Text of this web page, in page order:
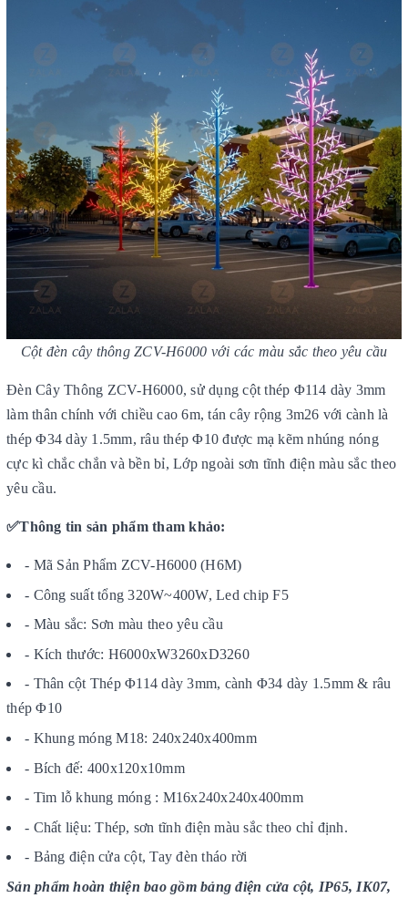
Cột đèn cây thông ZCV-H6000 với các màu sắc theo yêu cầu
Đèn Cây Thông ZCV-H6000, sử dụng cột thép Φ114 dày 3mm
làm thân chính với chiều cao 6m, tán cây rộng 3m26 với cành là
thép Φ34 dày 1.5mm, râu thép Φ10 được mạ kẽm nhúng nóng
cực kì chắc chắn và bền bỉ, Lớp ngoài sơn tĩnh điện màu sắc theo
yêu cầu.
✅Thông tin sản phẩm tham khảo:
- Mã Sản Phẩm ZCV-H6000 (H6M)
- Công suất tổng 320W~400W, Led chip F5
- Màu sắc: Sơn màu theo yêu cầu
- Kích thước: H6000xW3260xD3260
- Thân cột Thép Φ114 dày 3mm, cành Φ34 dày 1.5mm & râu
thép Φ10
- Khung móng M18: 240x240x400mm
- Bích đế: 400x120x10mm
- Tim lỗ khung móng : M16x240x240x400mm
- Chất liệu: Thép, sơn tĩnh điện màu sắc theo chỉ định.
- Bảng điện cửa cột, Tay đèn tháo rời
Sản phẩm hoàn thiện bao gồm bảng điện cửa cột, IP65, IK07,